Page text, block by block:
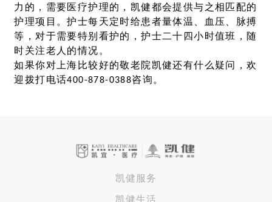
力的，需要医疗护理的，凯健都会提供与之相匹配的
护理项目。护士每天定时给患者量体温、血压、脉搏
等，对于需要特别看护的，护士二十四小时值班，随
时关注老人的情况。
如果你对上海比较好的敬老院凯健还有什么疑问，欢
迎拨打电话400-878-0388咨询。
凯健服务
凯健生活